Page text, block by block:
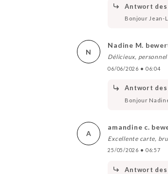
Antwort des
Bonjour Jean-
N
Nadine M.
Délicieux,
06/06/2026 • 06:04
Antwort des
Bonjour
A
amandine c.
Excellente carte,
25/05/2026 • 06:57
Antwort des